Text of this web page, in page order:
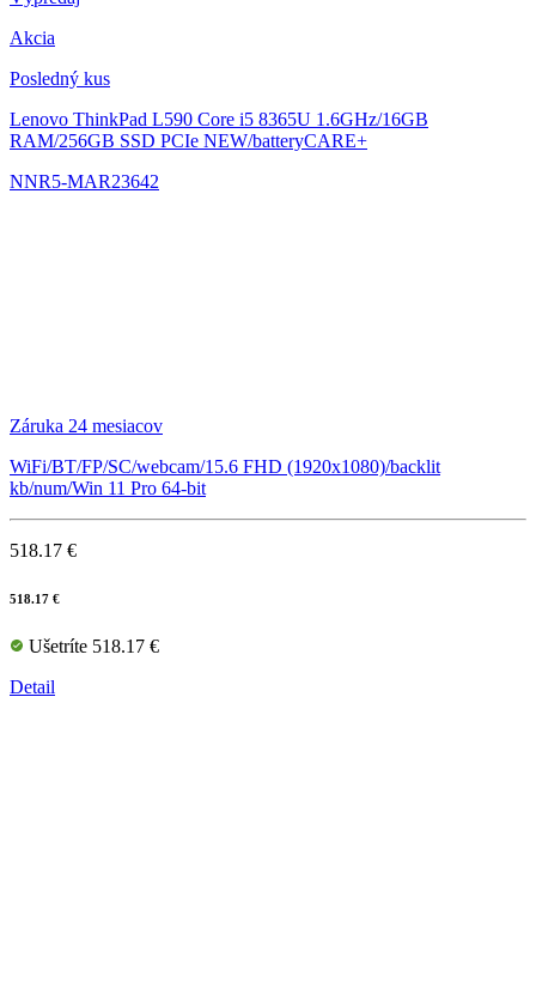
Akcia
Posledný kus
Lenovo ThinkPad L590 Core i5 8365U 1.6GHz/16GB
RAM/256GB SSD PCIe NEW/batteryCARE+
NNR5-MAR23642
Záruka 24 mesiacov
WiFi/BT/FP/SC/webcam/15.6 FHD (1920x1080)/backlit
kb/num/Win 11 Pro 64-bit
518.17 €
518.17 €
Ušetríte 518.17 €
Detail